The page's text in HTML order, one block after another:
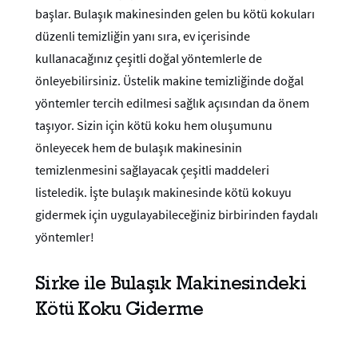
başlar. Bulaşık makinesinden gelen bu kötü kokuları
düzenli temizliğin yanı sıra, ev içerisinde
kullanacağınız çeşitli doğal yöntemlerle de
önleyebilirsiniz. Üstelik makine temizliğinde doğal
yöntemler tercih edilmesi sağlık açısından da önem
taşıyor. Sizin için kötü koku hem oluşumunu
önleyecek hem de bulaşık makinesinin
temizlenmesini sağlayacak çeşitli maddeleri
listeledik. İşte bulaşık makinesinde kötü kokuyu
gidermek için uygulayabileceğiniz birbirinden faydalı
yöntemler!
Sirke ile Bulaşık Makinesindeki
Kötü Koku Giderme